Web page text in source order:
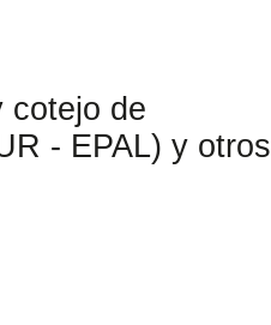
cotejo de
- EPAL) y otros